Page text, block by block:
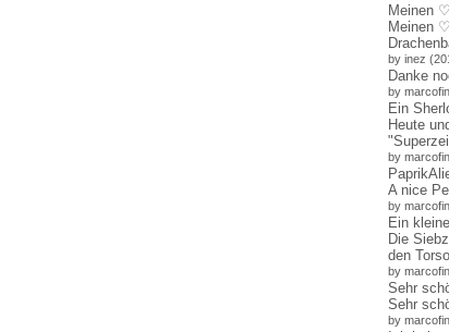
Meinen
Meinen
by inez
Danke
by
Ein
Heute
by
A nice
by
Ein
Die
den
by
Sehr
Sehr
by